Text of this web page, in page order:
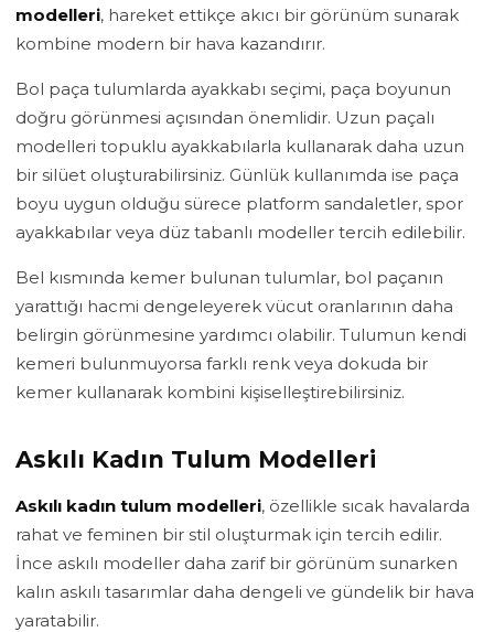
modelleri, hareket ettikçe akıcı bir görünüm sunarak
kombine modern bir hava kazandırır.
Bol paça tulumlarda ayakkabı seçimi, paça boyunun
doğru görünmesi açısından önemlidir. Uzun paçalı
modelleri topuklu ayakkabılarla kullanarak daha uzun
bir silüet oluşturabilirsiniz. Günlük kullanımda ise paça
boyu uygun olduğu sürece platform sandaletler, spor
ayakkabılar veya düz tabanlı modeller tercih edilebilir.
Bel kısmında kemer bulunan tulumlar, bol paçanın
yarattığı hacmi dengeleyerek vücut oranlarının daha
belirgin görünmesine yardımcı olabilir. Tulumun kendi
kemeri bulunmuyorsa farklı renk veya dokuda bir
kemer kullanarak kombini kişiselleştirebilirsiniz.
Askılı Kadın Tulum Modelleri
Askılı kadın tulum modelleri, özellikle sıcak havalarda
rahat ve feminen bir stil oluşturmak için tercih edilir.
İnce askılı modeller daha zarif bir görünüm sunarken
kalın askılı tasarımlar daha dengeli ve gündelik bir hava
yaratabilir.